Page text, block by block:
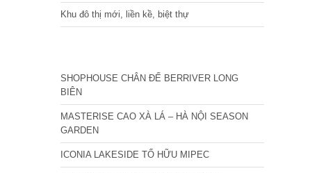
Khu đô thị mới, liền kề, biệt thự
SHOPHOUSE CHÂN ĐẾ BERRIVER LONG
BIÊN
MASTERISE CAO XÀ LÁ – HÀ NỘI SEASON
GARDEN
ICONIA LAKESIDE TỐ HỮU MIPEC